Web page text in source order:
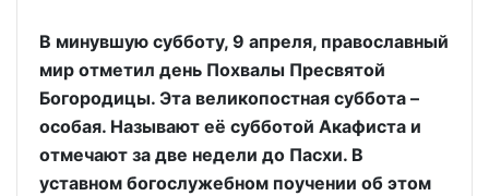
В минувшую субботу, 9 апреля, православный
мир отметил день Похвалы Пресвятой
Богородицы. Эта великопостная суббота –
особая. Называют её субботой Акафиста и
отмечают за две недели до Пасхи. В
уставном богослужебном поучении об этом